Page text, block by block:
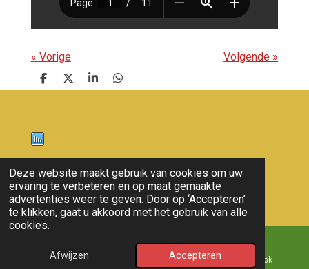
Deze website maakt gebruik van cookies om uw
ervaring te verbeteren en op maat gemaakte
advertenties weer te geven. Door op ‘Accepteren’
te klikken, gaat u akkoord met het gebruik van alle
cookies.
Afwijzen Accepteren
« Vorige Volgende »
D
e
D
e
S
h
D
e
Nieuws
© 2011 - 2026 overloon nieuws
E-mailadres Kaart Facebook